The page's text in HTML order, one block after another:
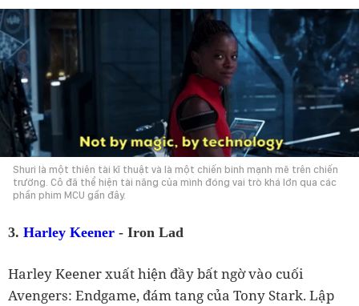
Shuri là một thiên tài kĩ thuật và là một chiến binh mạnh mẽ trên chiến
trường. Cô đã thể hiện tài năng của mình đóng vai trò khá lớn qua các
phần phim MCU gần đây.
3. Harley Keener - Iron Lad
Harley Keener xuất hiện đầy bất ngờ vào cuối
Avengers: Endgame, đám tang của Tony Stark. Lập